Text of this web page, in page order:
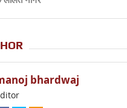
bhardwaj